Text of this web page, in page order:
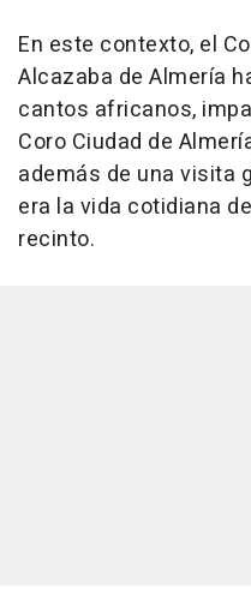
En este contexto, el
Alcazaba de Almería
cantos africanos,
Coro Ciudad de
además de una visita
era la vida cotidiana
recinto.